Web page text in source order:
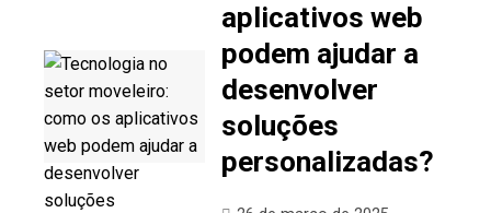
aplicativos web
podem ajudar a
desenvolver
soluções
personalizadas?